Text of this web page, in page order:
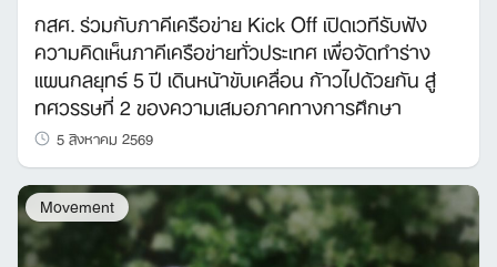
กสศ. ร่วมกับภาคีเครือข่าย Kick Off เปิดเวทีรับฟัง
ความคิดเห็นภาคีเครือข่ายทั่วประเทศ เพื่อจัดทำร่าง
แผนกลยุทธ์ 5 ปี เดินหน้าขับเคลื่อน ก้าวไปด้วยกัน สู่
ทศวรรษที่ 2 ของความเสมอภาคทางการศึกษา
5 สิงหาคม 2569
Movement